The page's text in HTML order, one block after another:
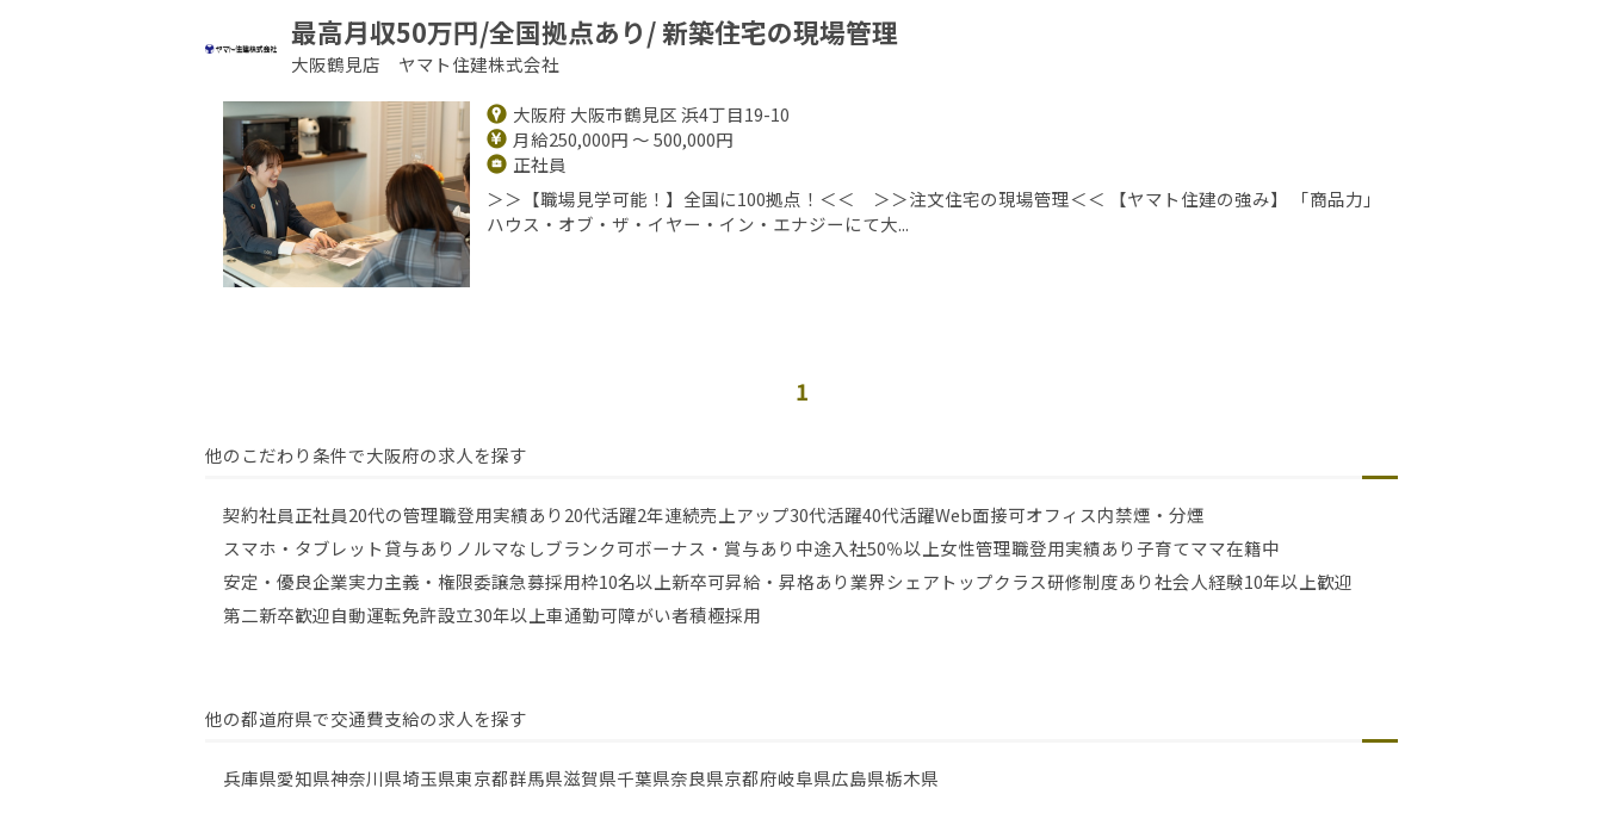
最高月収50万円/全国拠点あり/ 新築住宅の現場管理
大阪鶴見店 ヤマト住建株式会社
大阪府 大阪市鶴見区 浜4丁目19-10
月給250,000円 ～ 500,000円
正社員
＞＞【職場見学可能！】全国に100拠点！＜＜ ＞＞注文住宅の現場管理＜＜ 【ヤマト住建の強み】 「商品力」
ハウス・オブ・ザ・イヤー・イン・エナジーにて大...
1
他のこだわり条件で大阪府の求人を探す
契約社員正社員20代の管理職登用実績あり 20代活躍2年連続売上アップ30代活躍40代活躍Web面接可オフィス内禁煙・分煙
スマホ・タブレット貸与あり ノルマなしブランク可ボーナス・賞与あり 中途入社50％以上女性管理職登用実績あり子育てママ在籍中
安定・優良企業実力主義・権限委譲急募採用枠10名以上新卒可昇給・昇格あり業界シェアトップクラス研修制度あり社会人経験10年以上歓迎
第二新卒歓迎自動運転免許設立30年以上車通勤可障がい者積極採用
他の都道府県で交通費支給の求人を探す
兵庫県愛知県神奈川県埼玉県東京都群馬県滋賀県千葉県奈良県京都府岐阜県広島県栃木県